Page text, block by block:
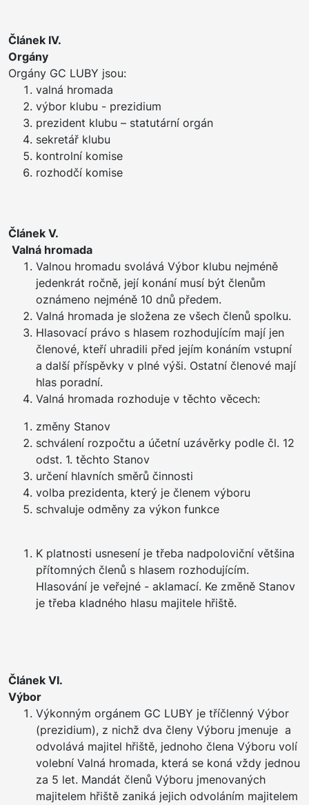
Článek IV.
Orgány
Orgány GC LUBY jsou:
valná hromada
výbor klubu - prezidium
prezident klubu – statutární orgán
sekretář klubu
kontrolní komise
rozhodčí komise
Článek V.
Valná hromada
Valnou hromadu svolává Výbor klubu nejméně
jedenkrát ročně, její konání musí být členům
oznámeno nejméně 10 dnů předem.
Valná hromada je složena ze všech členů spolku.
Hlasovací právo s hlasem rozhodujícím mají jen
členové, kteří uhradili před jejím konáním vstupní
a další příspěvky v plné výši. Ostatní členové mají
hlas poradní.
Valná hromada rozhoduje v těchto věcech:
změny Stanov
schválení rozpočtu a účetní uzávěrky podle čl. 12
odst. 1. těchto Stanov
určení hlavních směrů činnosti
volba prezidenta, který je členem výboru
schvaluje odměny za výkon funkce
K platnosti usnesení je třeba nadpoloviční většina
přítomných členů s hlasem rozhodujícím.
Hlasování je veřejné - aklamací. Ke změně Stanov
je třeba kladného hlasu majitele hřiště.
Článek VI.
Výbor
Výkonným orgánem GC LUBY je tříčlenný Výbor
(prezidium), z nichž dva členy Výboru jmenuje a
odvolává majitel hřiště, jednoho člena Výboru volí
volební Valná hromada, která se koná vždy jednou
za 5 let. Mandát členů Výboru jmenovaných
majitelem hřiště zaniká jejich odvoláním majitelem